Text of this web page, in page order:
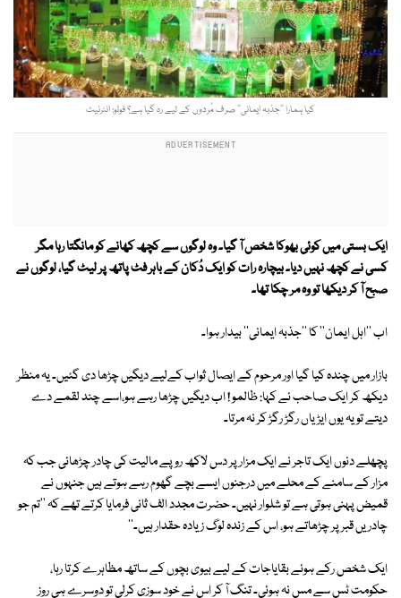
کیا ہمارا ’’جذبہ ایمانی‘‘ صرف مُردوں کے لیے رہ گیا ہے؟ فوٹو: انٹرنیٹ
ایک بستی میں کوئی بھوکا شخص آ گیا۔ وہ لوگوں سے کچھ کھانے کو مانگتا رہا مگر
کسی نے کچھ نہیں دیا۔ بیچارہ رات کو ایک دُکان کے باہر فٹ پاتھ پر لیٹ گیا، لوگوں نے
صبح آ کر دیکھا تو وہ مر چکا تھا۔
اب ''اہل ایمان'' کا ''جذبہ ایمانی'' بیدار ہوا۔
بازار میں چندہ کیا گیا اور مرحوم کے ایصال ثواب کےلیے دیگیں چڑھا دی گئیں۔ یہ منظر
دیکھ کر ایک صاحب نے کہا: ظالمو ! اب دیگیں چڑھا رہے ہو،اسے چند لقمے دے
دیتے تو یہ یوں ایڑیاں رگڑ رگڑ کر نہ مرتا۔
پچھلے دنوں ایک تاجر نے ایک مزار پر دس لاکھ روپے مالیت کی چادر چڑھائی جب کہ
مزار کے سامنے کے محلے میں درجنوں ایسے بچے گھوم رہے ہوتے ہیں جنہوں نے
قمیض پہنی ہوتی ہے تو شلوار نہیں۔ حضرت مجدد الف ثانی فرمایا کرتے تھے کہ ''تم جو
چادریں قبر پر چڑھاتے ہو، اس کے زندہ لوگ زیادہ حقدار ہیں۔''
ایک شخص رکے ہوئے بقایاجات کے لیے بیوی بچوں کے ساتھ مظاہرے کرتا رہا،
حکومت ٹس سے مس نہ ہوئی۔ تنگ آ کر اس نے خود سوزی کرلی تو دوسرے ہی روز